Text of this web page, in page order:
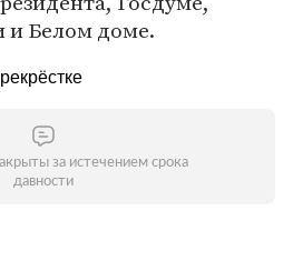
и Белом доме.
за истечением срока
давности